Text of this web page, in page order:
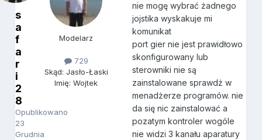
s
a
f
a
r
i
2
8
Opublikowano
23
Grudnia
Modelarz
729
Skąd: Jasło-Łaski
Imię: Wojtek
nie mogę wybrać żadnego
jojstika wyskakuje mi
komunikat
port gier nie jest prawidłowo
skonfigurowany lub
sterowniki nie są
zainstalowane sprawdż w
menadżerze programów. nie
da się nic zainstalować a
pozatym kontroler wogóle
nie widzi 3 kanału aparatury